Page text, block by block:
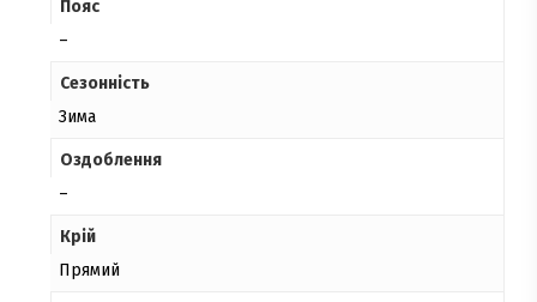
Пояс
–
Сезонність
Зима
Оздоблення
–
Крій
Прямий